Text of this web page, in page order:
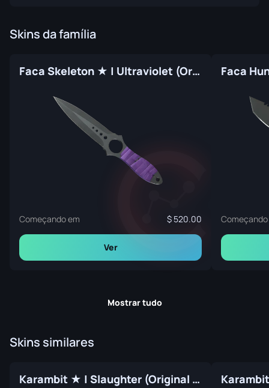
Skins da família
Faca Skeleton ★ | Ultraviolet (Original de Fábrica)
Começando em 520.00
Ver
Mostrar tudo
Skins similares
Karambit ★ | Slaughter (Original de Fábrica)